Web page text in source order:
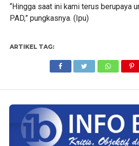
“Hingga saat ini kami terus berupaya
PAD,” pungkasnya. (Ipu)
ARTIKEL TAG: